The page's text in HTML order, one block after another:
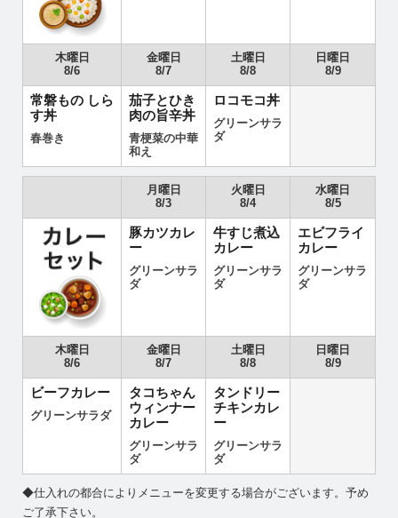
木曜日
8/6
金曜日
8/7
土曜日
8/8
日曜日
8/9
常磐もの しら
す丼
春巻き
茄子とひき
肉の旨辛丼
青梗菜の中華
和え
ロコモコ丼
グリーンサラ
ダ
月曜日
8/3
火曜日
8/4
水曜日
8/5
豚カツカレ
ー
グリーンサラ
ダ
牛すじ煮込
カレー
グリーンサラ
ダ
エビフライ
カレー
グリーンサラ
ダ
木曜日
8/6
金曜日
8/7
土曜日
8/8
日曜日
8/9
ビーフカレー
グリーンサラダ
タコちゃん
ウィンナー
カレー
グリーンサラ
ダ
タンドリー
チキンカレ
ー
グリーンサラ
ダ
◆仕入れの都合によりメニューを変更する場合がございます。予め
ご了承下さい。